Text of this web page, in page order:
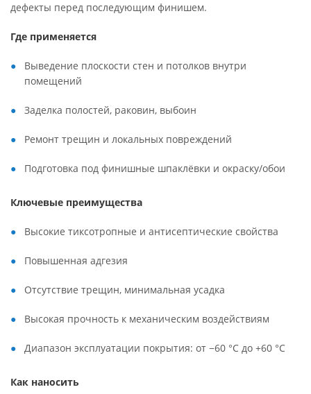
дефекты перед последующим финишем.
Где применяется
Выведение плоскости стен и потолков внутри
помещений
Заделка полостей, раковин, выбоин
Ремонт трещин и локальных повреждений
Подготовка под финишные шпаклёвки и окраску/обои
Ключевые преимущества
Высокие тиксотропные и антисептические свойства
Повышенная адгезия
Отсутствие трещин, минимальная усадка
Высокая прочность к механическим воздействиям
Диапазон эксплуатации покрытия: от −60 °С до +60 °С
Как наносить